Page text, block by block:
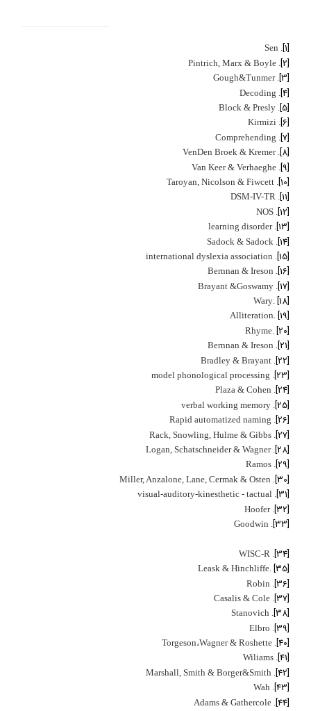
[1]
. Sen
[2]
[3]
. Gough&Tunmer
[4]
[5]
. Block & Presly
[6]
. Kirmizi
[7]
[8]
. VenDen Broek & Kremer
[9]
[10]
[11]
. DSM-IV-TR
[12]
[13]
. learning disorder
[14]
[15]
[16]
. Bernnan & Ireson
[17]
[18]
.Wary
[19]
.Alliteration
[20]
[21]
. Bernnan & Ireson
[22]
[23]
. model phonological processing
[24]
. Plaza & Cohen
[25]
[26]
. Rapid automatized naming
[27]
[28]
. Logan, Schatschneider & Wagner
[29]
. Ramos
[30]
[31]
. visual-auditory-kinesthetic - tactual
[32]
. Hoofer
[33]
[34]
[35]
.Leask & Hinchliffe
[36]
[37]
[38]
. Stanovich
[39]
[40] . Torgeson،Wagner & Roshette
[41]
. Wiliams
[42]
[43]
. Wah
[44]